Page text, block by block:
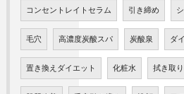
コンセントレイトセラム 引き締め
毛穴 高濃度炭酸スパ 炭酸泉 ダ
置き換えダイエット 化粧水 拭き取